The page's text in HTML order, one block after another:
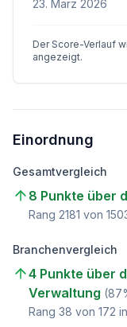
23. März 2026
Der Score-Verlauf
angezeigt.
Einordnung
Gesamtvergleich
8 Punkte über
Rang 2181 von
Branchenvergleich
4 Punkte über
Verwaltung (87
Rang 38 von 172